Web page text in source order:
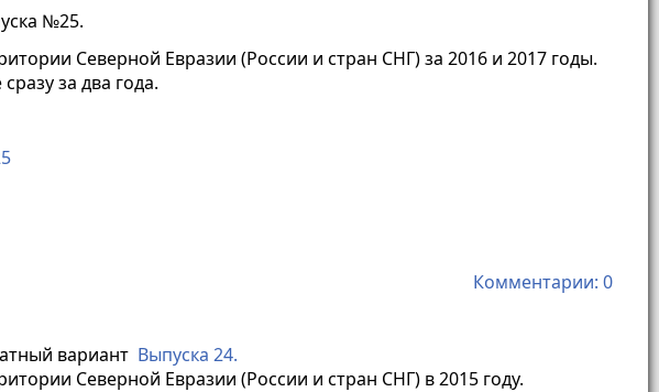
№25.
Северной Евразии (России и стран СНГ) за 2016 и 2017 годы.
за два года.
Комментарии: 0
вариант Выпуска 24.
Северной Евразии (России и стран СНГ) в 2015 году.